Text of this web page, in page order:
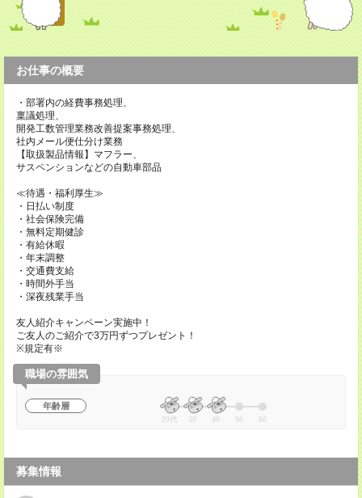
お仕事の概要
・部署内の経費事務処理、
稟議処理、
開発工数管理業務改善提案事務処理、
社内メール便仕分け業務
【取扱製品情報】マフラー、
サスペンションなどの自動車部品
≪待遇・福利厚生≫
・日払い制度
・社会保険完備
・無料定期健診
・有給休暇
・年末調整
・交通費支給
・時間外手当
・深夜残業手当
友人紹介キャンペーン実施中！
ご友人のご紹介で3万円ずつプレゼント！
※規定有※
職場の雰囲気
年齢層
20代 30 40 50 60
募集情報